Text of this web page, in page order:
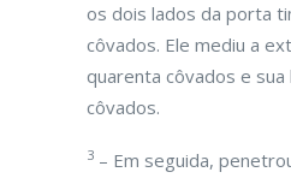
os dois lados da porta
côvados. Ele mediu a
quarenta côvados e sua
côvados.
3 – Em seguida,